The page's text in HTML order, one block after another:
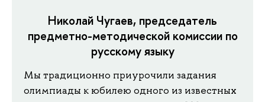
Николай Чугаев, председатель
предметно-методической комиссии по
русскому языку
Мы традиционно приурочили задания
олимпиады к юбилею одного из известных